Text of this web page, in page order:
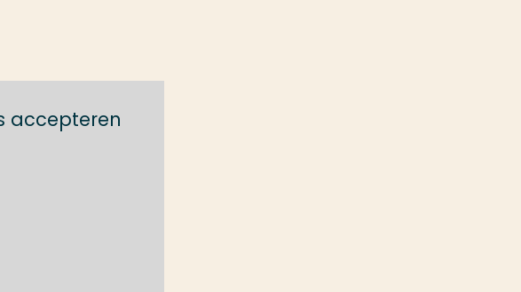
accepteren